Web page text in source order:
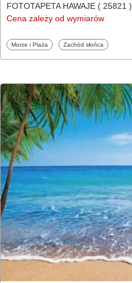
FOTOTAPETA HAWAJE ( 25821 )
Cena zależy od wymiarów
Fototapety
Morze i Plaża Fototapety
Zachód słońca